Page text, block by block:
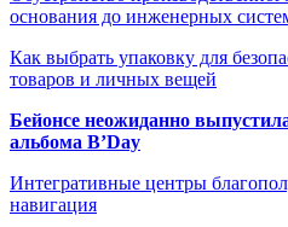
основания до инженерных
Как выбрать упаковку для
товаров и личных вещей
Бейонсе неожиданно
альбома B’Day
Интегративные центры
навигация